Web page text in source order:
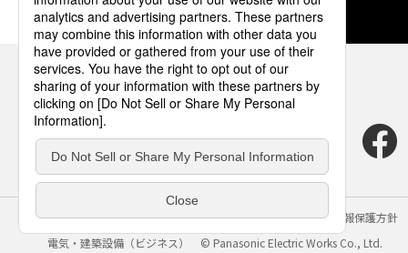
サイトのご利用にあたって クッキーポリシー
個人情報保護方針
電気・建築設備（ビジネス）
© Panasonic Electric Works Co., Ltd.